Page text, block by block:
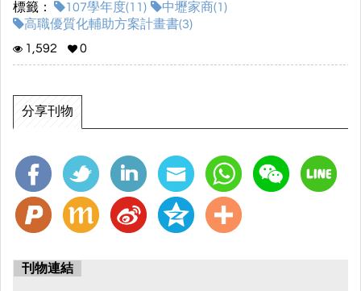
標籤： 107學年度(11)
中壢家商(1)
高職優質化輔助方案計畫書(3)
1,592
0
分享刊物
刊物連結